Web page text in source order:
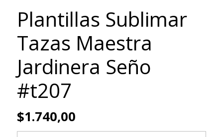
Plantillas Sublimar
Tazas Maestra
Jardinera Seño
#t207
$1.740,00